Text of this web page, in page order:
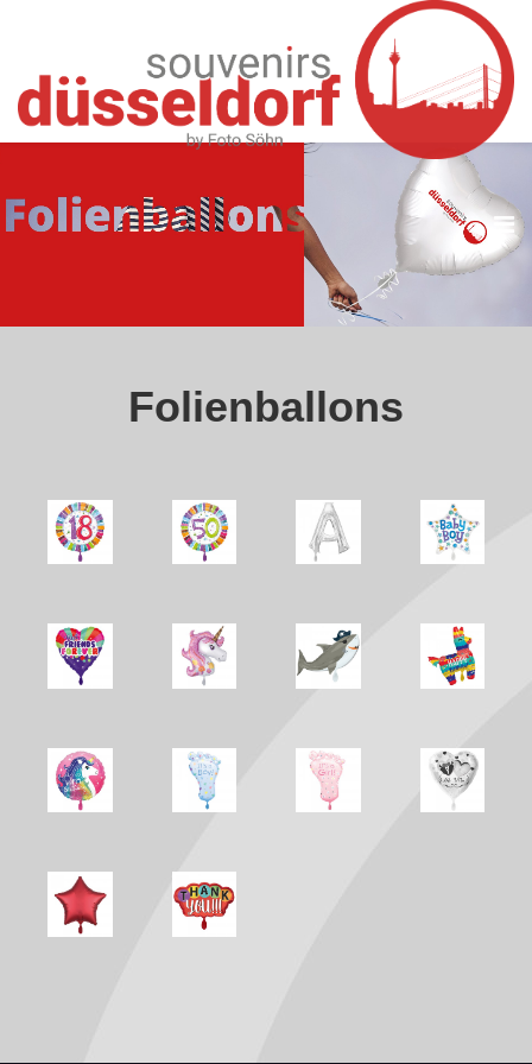
FOLIENBALLONS
Folienballons